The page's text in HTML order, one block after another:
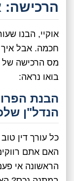
הרכישה:
אוקיי, הבנו
חכמה. אבל איך
מס הרכישה של
בואו נראה:
הבנת
הנדל"ן
כל עורך דין
האם אתם
הראשונה אי